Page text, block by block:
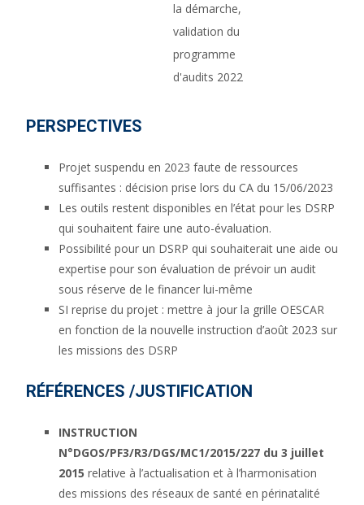
la démarche,
validation du
programme
d'audits 2022
PERSPECTIVES
Projet suspendu en 2023 faute de ressources
suffisantes : décision prise lors du CA du 15/06/2023
Les outils restent disponibles en l’état pour les DSRP
qui souhaitent faire une auto-évaluation.
Possibilité pour un DSRP qui souhaiterait une aide ou
expertise pour son évaluation de prévoir un audit
sous réserve de le financer lui-même
SI reprise du projet : mettre à jour la grille OESCAR
en fonction de la nouvelle instruction d’août 2023 sur
les missions des DSRP
RÉFÉRENCES /JUSTIFICATION
INSTRUCTION
N°DGOS/PF3/R3/DGS/MC1/2015/227 du 3 juillet
2015 relative à l’actualisation et à l’harmonisation
des missions des réseaux de santé en périnatalité